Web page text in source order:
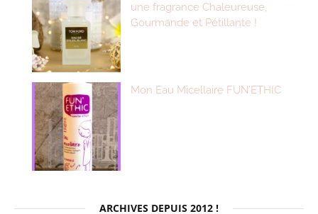
une fragrance Chaleureuse,
Gourmande et Pétillante !
Mon Eau Micellaire FUN’ETHIC
ARCHIVES DEPUIS 2012 !